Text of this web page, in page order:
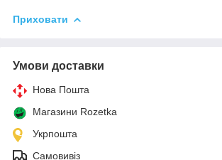
Приховати
Умови доставки
Нова Пошта
Магазини Rozetka
Укрпошта
Самовивіз